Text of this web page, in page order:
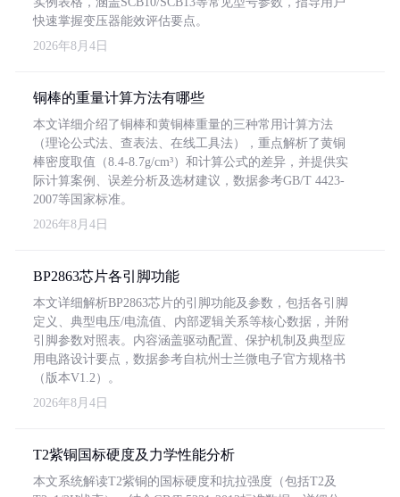
快速掌握变压器能效评估要点。
2026年8月4日
铜棒的重量计算方法有哪些
本文详细介绍了铜棒和黄铜棒重量的三种常用计算方法
（理论公式法、查表法、在线工具法），重点解析了黄铜
棒密度取值（8.4-8.7g/cm³）和计算公式的差异，并提供实
际计算案例、误差分析及选材建议，数据参考GB/T 4423-
2007等国家标准。
2026年8月4日
BP2863芯片各引脚功能
本文详细解析BP2863芯片的引脚功能及参数，包括各引脚
定义、典型电压/电流值、内部逻辑关系等核心数据，并附
引脚参数对照表。内容涵盖驱动配置、保护机制及典型应
用电路设计要点，数据参考自杭州士兰微电子官方规格书
（版本V1.2）。
2026年8月4日
T2紫铜国标硬度及力学性能分析
本文系统解读T2紫铜的国标硬度和抗拉强度（包括T2及